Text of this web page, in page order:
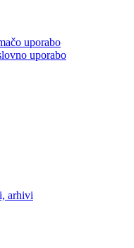
uporabo
uporabo
arhivi